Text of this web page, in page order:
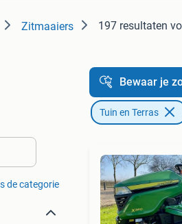
Zitmaaiers 197 resultaten
de categorie
Bewaar je
Tuin en Terras